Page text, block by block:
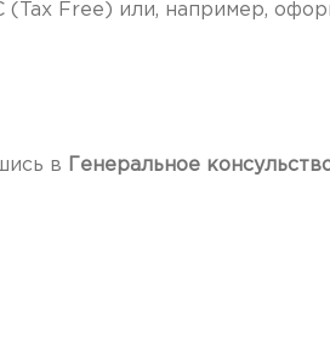
Free) или, например,
в Генеральное